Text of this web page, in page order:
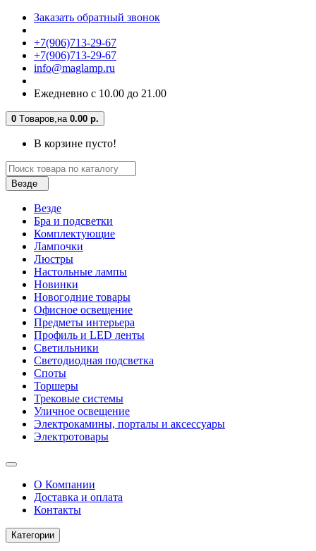
Заказать обратный звонок
+7(906)713-29-67
+7(906)713-29-67
info@maglamp.ru
Ежедневно с 10.00 до 21.00
0 Tоваров,на 0.00 р.
В корзине пусто!
Везде
Везде
Бра и подсветки
Комплектующие
Лампочки
Люстры
Настольные лампы
Новинки
Новогодние товары
Офисное освещение
Предметы интерьера
Профиль и LED ленты
Светильники
Светодиодная подсветка
Споты
Торшеры
Трековые системы
Уличное освещение
Электрокамины, порталы и аксессуары
Электротовары
О Компании
Доставка и оплата
Контакты
Категории